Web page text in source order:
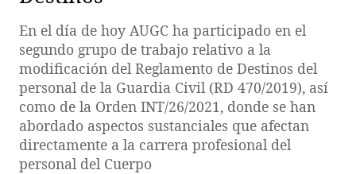
En el día de hoy AUGC ha participado en el
segundo grupo de trabajo relativo a la
modificación del Reglamento de Destinos del
personal de la Guardia Civil (RD 470/2019), así
como de la Orden INT/26/2021, donde se han
abordado aspectos sustanciales que afectan
directamente a la carrera profesional del
personal del Cuerpo